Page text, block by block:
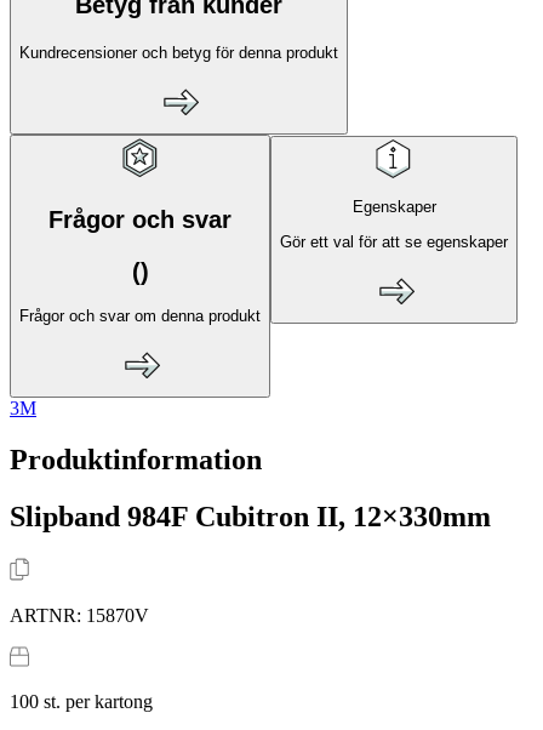
Kundrecensioner och betyg för denna produkt
Frågor och svar
()
Frågor och svar om denna produkt
Egenskaper
Gör ett val för att se egenskaper
3M
Produktinformation
Slipband 984F Cubitron II, 12×330mm
ARTNR: 15870V
100 st. per kartong